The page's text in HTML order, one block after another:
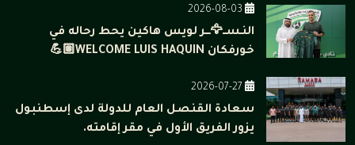
النـســ🦅ـــر لويس هاكين يحط رحاله في
خورفكان WELCOME LUIS HAQUIN💪🏽
سعادة القنصل العام للدولة لدى إسطنبول
يزور الفريق الأول في مقر إقامته.